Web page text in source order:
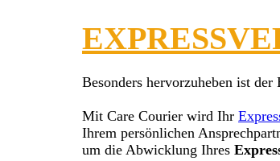
Besonders hervorzuheben ist der
Mit Care Courier wird Ihr
Ihrem persönlichen
um die Abwicklung Ihres